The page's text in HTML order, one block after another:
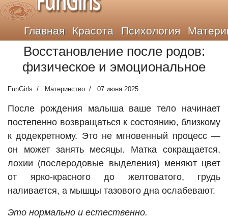
Главная Красота Психология
Восстановление после родов:
физическое и эмоциональное
FunGirls Материнство 07 июня 2025
После рождения малыша ваше тело начинает
постепенно возвращаться к состоянию, близкому
к додекретному. Это не мгновенный процесс —
он может занять месяцы. Матка сокращается,
лохии (послеродовые выделения) меняют цвет
от ярко-красного до желтоватого, грудь
наливается, а мышцы тазового дна ослабевают.
Это нормально и естественно.